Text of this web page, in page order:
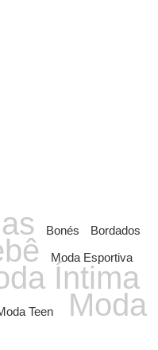
Bonés Bordados
Moda Esportiva
Íntima
Teen Moda